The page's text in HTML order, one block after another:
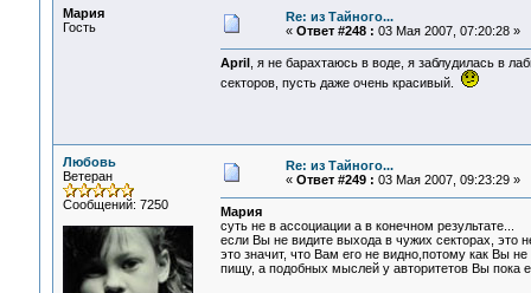
Мария
Гость
Re: из Тайного...
« Ответ #248 : 03 Мая 2007, 07:20:28 »
April
, я не барахтаюсь в воде, я заблудилась в
секторов, пусть даже очень красивый.
Любовь
Ветеран
Сообщений: 7250
Re: из Тайного...
« Ответ #249 : 03 Мая 2007, 09:23:29 »
Мария
суть не в ассоциации а в конечном результате...
если Вы не видите выхода в чужих секторах, это
это значит, что Вам его не видно,потому как Вы
пищу, а подобных мыслей у авторитетов Вы пока